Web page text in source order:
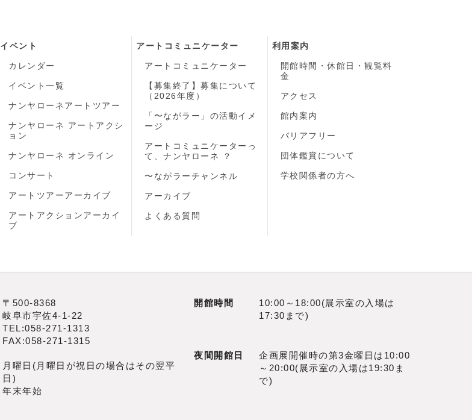
イベント
カレンダー
イベント一覧
ナンヤローネアートツアー
ナンヤローネ アートアクシ
ョン
ナンヤローネ オンライン
コンサート
アートツアーアーカイブ
アートアクションアーカイ
ブ
アートコミュニケーター
アートコミュニケーター
【募集終了】募集について
（2026年度）
「〜ながラー」の活動イメ
ージ
アートコミュニケーターっ
て、ナンヤローネ ？
〜ながラーチャンネル
アーカイブ
よくある質問
利用案内
開館時間・休館日・観覧料
金
アクセス
館内案内
バリアフリー
団体鑑賞について
学校関係者の方へ
〒500‐8368
岐阜市宇佐4‐1‐22
TEL:058-271-1313
FAX:058-271-1315
月曜日(月曜日が祝日の場合はその翌平
日)
年末年始
開館時間
10:00～18:00(展示室の入場は
17:30まで)
夜間開館日
企画展開催時の第3金曜日は10:00
～20:00(展示室の入場は19:30ま
で)